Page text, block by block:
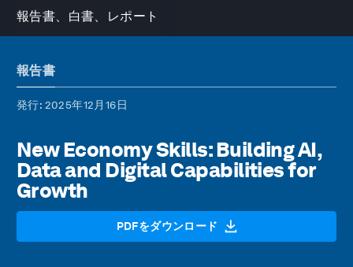
報告書、白書、レポート
報告書
発行: 2025年12月16日
New Economy Skills: Building AI,
Data and Digital Capabilities for
Growth
PDFをダウンロード